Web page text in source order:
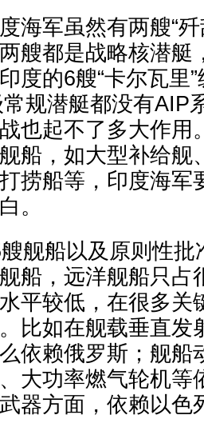
海军虽然有两艘“
艘都是战略核潜艇
度的6艘“卡尔瓦里”
常规潜艇都没有AIP
也起不了多大作用
船，如大型补给舰
捞船等，印度海军
。
舰船以及原则性批
船，远洋舰船只占
平较低，在很多关
比如在舰载垂直发
依赖俄罗斯；舰船
大功率燃气轮机等
器方面，依赖以色